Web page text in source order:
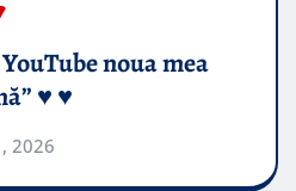
noua mea
♥️ ♥️
2026